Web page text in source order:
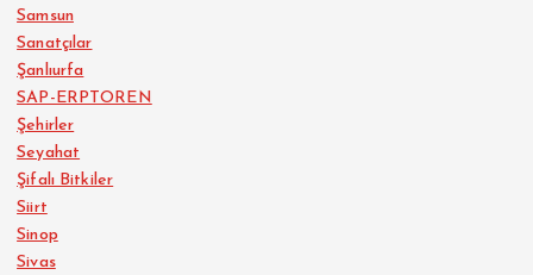
Samsun
Sanatçılar
Şanlıurfa
SAP-ERPTOREN
Şehirler
Seyahat
Şifalı Bitkiler
Siirt
Sinop
Sivas